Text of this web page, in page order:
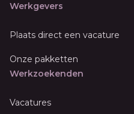
Werkgevers
Plaats direct een vacature
Onze pakketten
Werkzoekenden
Vacatures